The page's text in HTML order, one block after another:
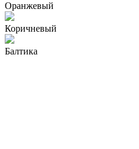
Оранжевый
Коричневый
Балтика